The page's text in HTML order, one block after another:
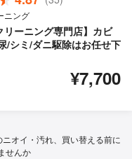
ニング
リーニング専門店】カビ
/シミ/ダニ駆除はお任せ下
¥7,700
ニオイ・汚れ、買い替える前に
せんか